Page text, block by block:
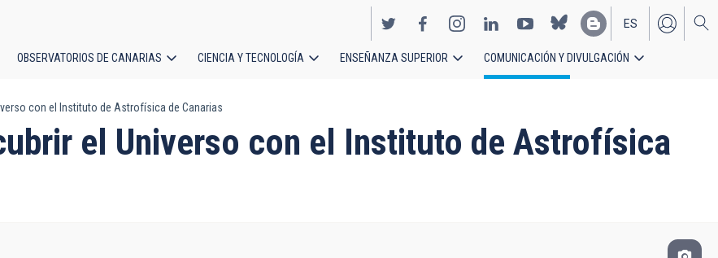
EN
ES
OBSERVATORIOS DE CANARIAS CIENCIA Y TECNOLOGÍA ENSEÑANZA SUPERIOR COMUNICACIÓN Y DIVULGACIÓN
con el Instituto de Astrofísica de Canarias
el Universo con el Instituto de Astrofísica